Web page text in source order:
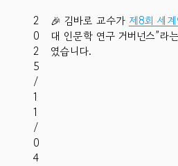
2
0
2
5
/
1
1
/
0
4
🎉 김바로 교수가 제8회 세
대 인문학 연구 거버넌스”라
였습니다.